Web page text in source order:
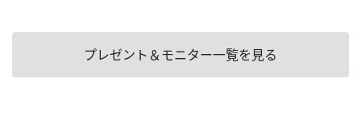
プレゼント＆モニター一覧を見る